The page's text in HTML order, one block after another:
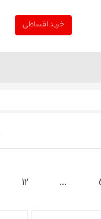
خرید اقساطی
...
12